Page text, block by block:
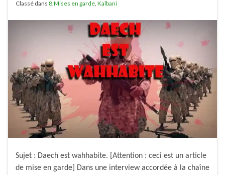
Classé dans 8.Mises en garde Kalbani
Sujet : Daech est wahhabite. [Attention : ceci est un article
de mise en garde] Dans une interview accordée à la chaîne